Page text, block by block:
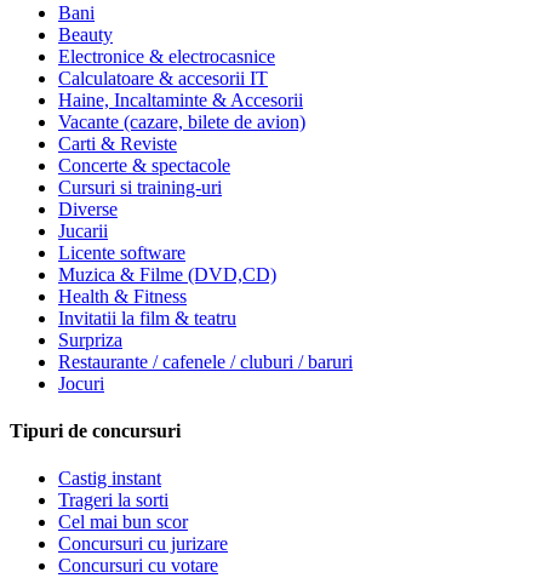
Bani
Beauty
Electronice & electrocasnice
Calculatoare & accesorii IT
Haine, Incaltaminte & Accesorii
Vacante (cazare, bilete de avion)
Carti & Reviste
Concerte & spectacole
Cursuri si training-uri
Diverse
Jucarii
Licente software
Muzica & Filme (DVD,CD)
Health & Fitness
Invitatii la film & teatru
Surpriza
Restaurante / cafenele / cluburi / baruri
Jocuri
Tipuri de concursuri
Castig instant
Trageri la sorti
Cel mai bun scor
Concursuri cu jurizare
Concursuri cu votare